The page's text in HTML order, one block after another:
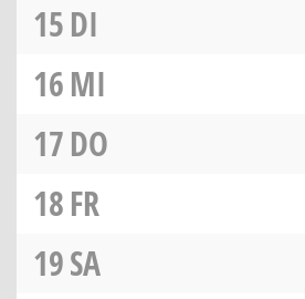
15DI
16MI
17DO
18FR
19SA